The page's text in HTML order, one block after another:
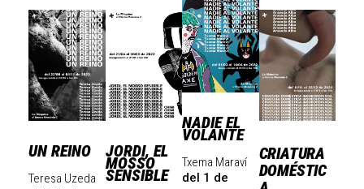
UN REINO
Teresa Uzeda
JORDI, EL
MOSSO
SENSIBLE
NADIE EL
VOLANTE
Txema Maraví
del 1 de
CRIATURA
DOMÉSTIC